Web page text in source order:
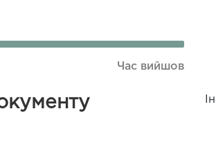
Час вийшов